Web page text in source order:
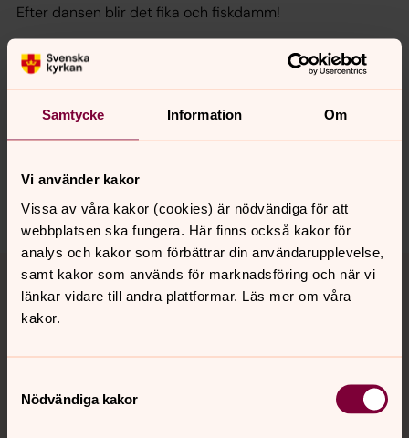
Samtycke Information Om
Vi använder kakor
Vissa av våra kakor (cookies) är nödvändiga för att
webbplatsen ska fungera. Här finns också kakor för
analys och kakor som förbättrar din användarupplevelse,
samt kakor som används för marknadsföring och när vi
länkar vidare till andra plattformar. Läs mer om våra
kakor.
Nödvändiga kakor
Efter dansen blir det fika och fiskdamm!
Synpunkter eller frågor på sidans
innehåll?
bro.forsamling@svenskakyrkan.se
Dela
Tillbaka till toppen
Tillbaka till innehållet
Kontakt